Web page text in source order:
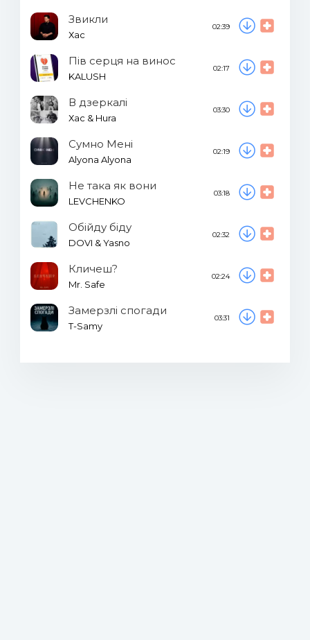
Звикли
Хас
02:39
Пів серця на винос
KALUSH
02:17
В дзеркалі
Хас & Hura
03:30
Сумно Мені
Alyona Alyona
02:19
Не така як вони
LEVCHENKO
03:18
Обійду біду
DOVI & Yasno
02:32
Кличеш?
Mr. Safe
02:24
Замерзлі спогади
T-Samy
03:31